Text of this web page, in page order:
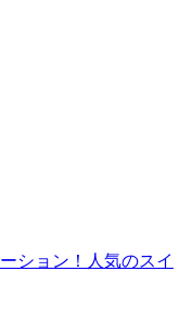
ョン！人気のスイ